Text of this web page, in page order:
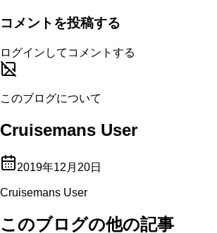
コメントを投稿する
ログインしてコメントする
このブログについて
Cruisemans User
2019年12月20日
Cruisemans User
このブログの他の記事